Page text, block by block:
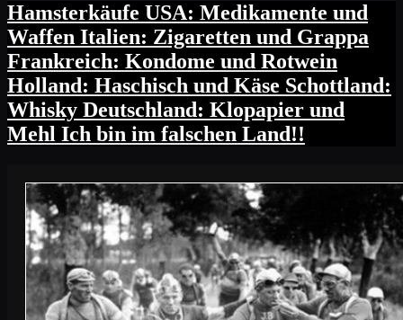
Hamsterkäufe USA: Medikamente und
Waffen Italien: Zigaretten und Grappa
Frankreich: Kondome und Rotwein
Holland: Haschisch und Käse Schottland:
Whisky Deutschland: Klopapier und
Mehl Ich bin im falschen Land!!